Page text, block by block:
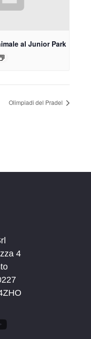
al Junior Park
Olimpiadi del Pradel
4